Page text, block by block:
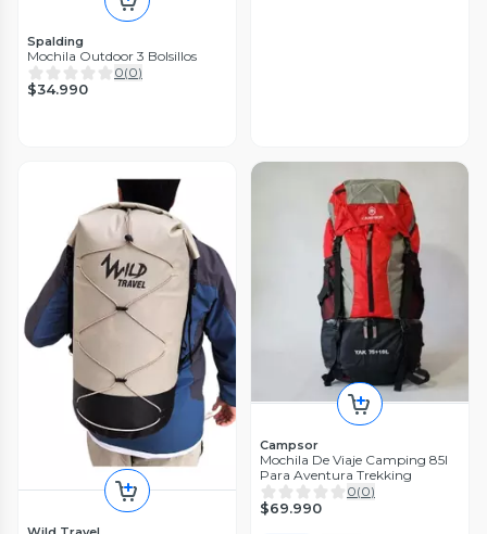
Spalding
Mochila Outdoor 3 Bolsillos
0(0)
$34.990
Campsor
Mochila De Viaje Camping 85l
Para Aventura Trekking
0(0)
$69.990